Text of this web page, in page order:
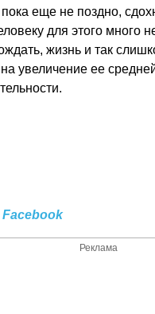
еще не поздно,
для этого много
жизнь и так
увеличение ее
Facebook
Реклама